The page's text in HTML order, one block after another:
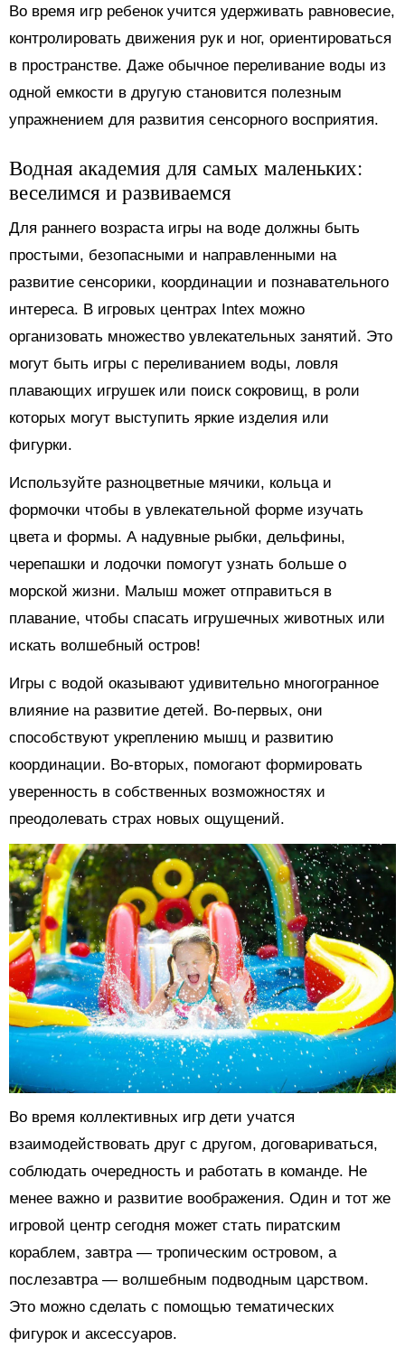
Во время игр ребенок учится удерживать равновесие,
контролировать движения рук и ног, ориентироваться
в пространстве. Даже обычное переливание воды из
одной емкости в другую становится полезным
упражнением для развития сенсорного восприятия.
Водная академия для самых маленьких:
веселимся и развиваемся
Для раннего возраста игры на воде должны быть
простыми, безопасными и направленными на
развитие сенсорики, координации и познавательного
интереса. В игровых центрах Intex можно
организовать множество увлекательных занятий. Это
могут быть игры с переливанием воды, ловля
плавающих игрушек или поиск сокровищ, в роли
которых могут выступить яркие изделия или
фигурки.
Используйте разноцветные мячики, кольца и
формочки чтобы в увлекательной форме изучать
цвета и формы. А надувные рыбки, дельфины,
черепашки и лодочки помогут узнать больше о
морской жизни. Малыш может отправиться в
плавание, чтобы спасать игрушечных животных или
искать волшебный остров!
Игры с водой оказывают удивительно многогранное
влияние на развитие детей. Во-первых, они
способствуют укреплению мышц и развитию
координации. Во-вторых, помогают формировать
уверенность в собственных возможностях и
преодолевать страх новых ощущений.
Во время коллективных игр дети учатся
взаимодействовать друг с другом, договариваться,
соблюдать очередность и работать в команде. Не
менее важно и развитие воображения. Один и тот же
игровой центр сегодня может стать пиратским
кораблем, завтра — тропическим островом, а
послезавтра — волшебным подводным царством.
Это можно сделать с помощью тематических
фигурок и аксессуаров.